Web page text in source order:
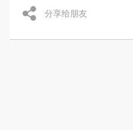
分享给朋友